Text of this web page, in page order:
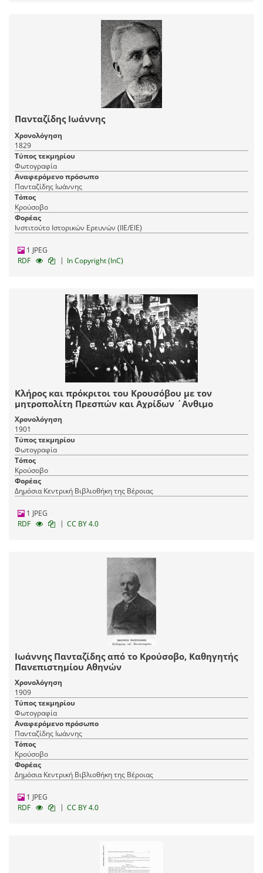
Πανταζίδης Ιωάννης
Χρονολόγηση
1829
Τύπος τεκμηρίου
Φωτογραφία
Αναφερόμενο πρόσωπο
Πανταζίδης Ιωάννης
Τόπος
Κρούσοβο
Φορέας
Ινστιτούτο Ιστορικών Ερευνών (ΙΙΕ/ΕΙΕ)
1 JPEG
RDF
| In Copyright (InC)
Κλήρος και πρόκριτοι του Κρουσόβου με τον
μητροπολίτη Πρεσπών και Αχρίδων ΄Ανθιμο
Χρονολόγηση
1901
Τύπος τεκμηρίου
Φωτογραφία
Τόπος
Κρούσοβο
Φορέας
Δημόσια Κεντρική Βιβλιοθήκη της Βέροιας
1 JPEG
RDF
| CC BY 4.0
Ιωάννης Πανταζίδης από το Κρούσοβο, Καθηγητής
Πανεπιστημίου Αθηνών
Χρονολόγηση
1909
Τύπος τεκμηρίου
Φωτογραφία
Αναφερόμενο πρόσωπο
Πανταζίδης Ιωάννης
Τόπος
Κρούσοβο
Φορέας
Δημόσια Κεντρική Βιβλιοθήκη της Βέροιας
1 JPEG
RDF
| CC BY 4.0